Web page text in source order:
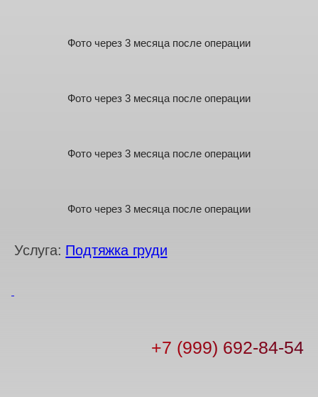
Фото через 3 месяца после операции
Фото через 3 месяца после операции
Фото через 3 месяца после операции
Фото через 3 месяца после операции
Услуга: Подтяжка груди
+7 (999) 692-84-54